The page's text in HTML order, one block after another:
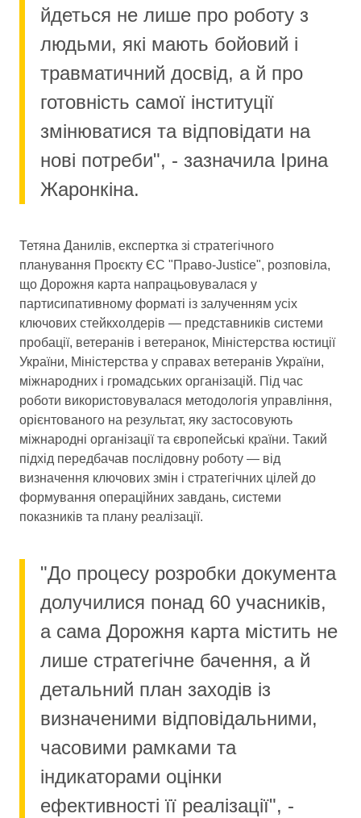
йдеться не лише про роботу з
людьми, які мають бойовий і
травматичний досвід, а й про
готовність самої інституції
змінюватися та відповідати на
нові потреби", - зазначила Ірина
Жаронкіна.
Тетяна Данилів, експертка зі стратегічного
планування Проєкту ЄС "Право-Justice", розповіла,
що Дорожня карта напрацьовувалася у
партисипативному форматі із залученням усіх
ключових стейкхолдерів — представників системи
пробації, ветеранів і ветеранок, Міністерства юстиції
України, Міністерства у справах ветеранів України,
міжнародних і громадських організацій. Під час
роботи використовувалася методологія управління,
орієнтованого на результат, яку застосовують
міжнародні організації та європейські країни. Такий
підхід передбачав послідовну роботу — від
визначення ключових змін і стратегічних цілей до
формування операційних завдань, системи
показників та плану реалізації.
"До процесу розробки документа
долучилися понад 60 учасників,
а сама Дорожня карта містить не
лише стратегічне бачення, а й
детальний план заходів із
визначеними відповідальними,
часовими рамками та
індикаторами оцінки
ефективності її реалізації", -